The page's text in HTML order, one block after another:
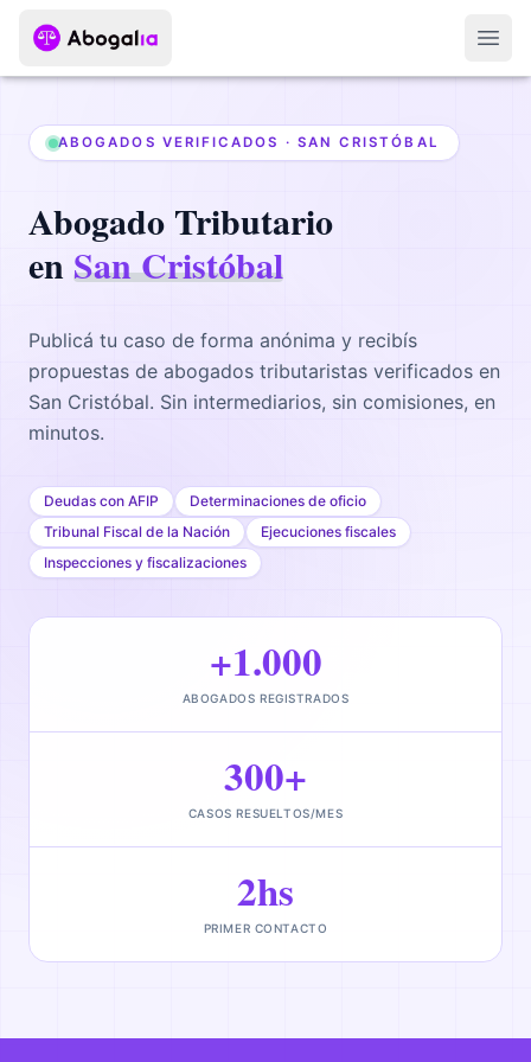
ABOGADOS VERIFICADOS · SAN CRISTÓBAL
Abogado Tributario
enSan Cristóbal
Publicá tu caso de forma anónima y recibís
propuestas de abogados tributaristas verificados en
San Cristóbal. Sin intermediarios, sin comisiones, en
minutos.
Deudas con AFIP
Determinaciones de oficio
Tribunal Fiscal de la Nación
Ejecuciones fiscales
Inspecciones y fiscalizaciones
+1.000
ABOGADOS REGISTRADOS
300+
CASOS RESUELTOS/MES
2hs
PRIMER CONTACTO